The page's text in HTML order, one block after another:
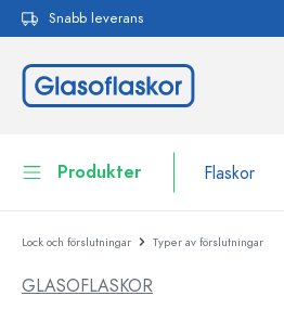
Hoppa till
Snabb leverans
Produkter Flaskor
Flaskor
Lock och förslutningar Typer av förslutningar
GLASOFLASKOR